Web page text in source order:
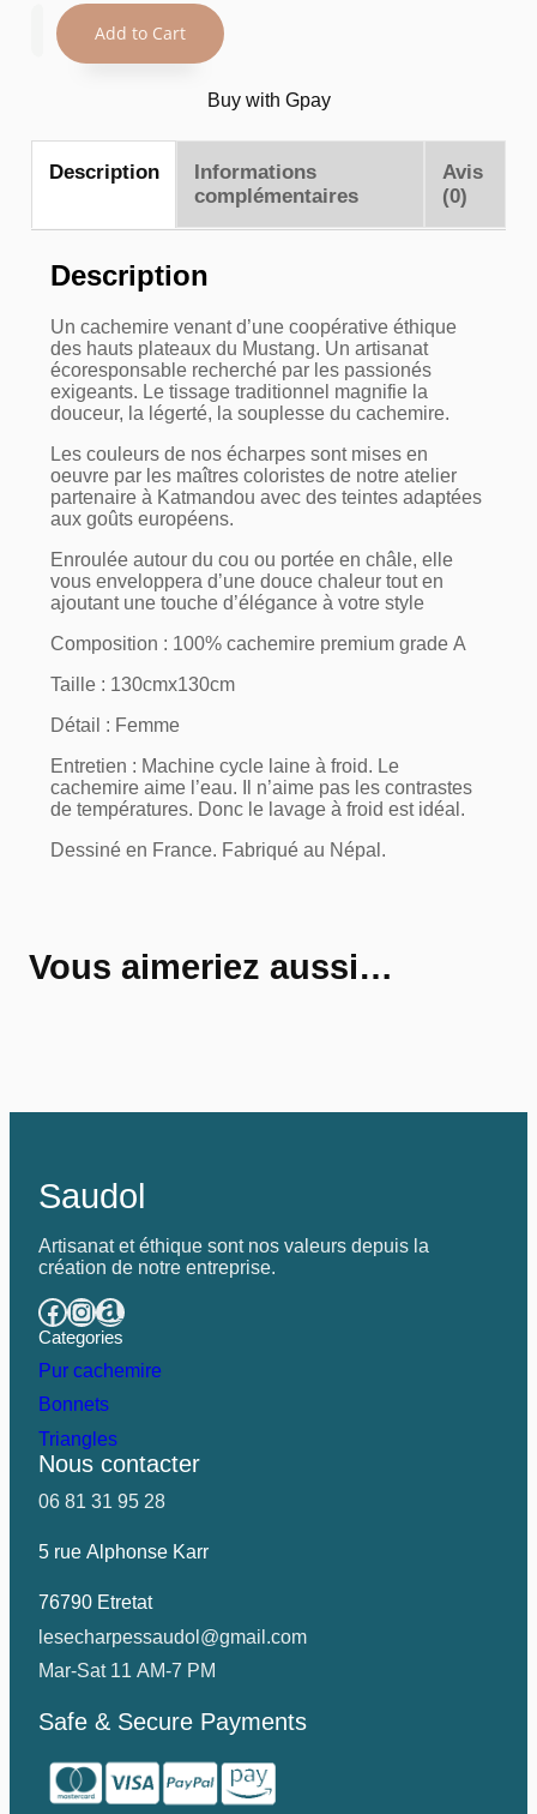
Add to Cart
Buy with Gpay
Description
Informations
complémentaires
Avis
(0)
Description
Un cachemire venant d’une coopérative éthique
des hauts plateaux du Mustang. Un artisanat
écoresponsable recherché par les passionés
exigeants. Le tissage traditionnel magnifie la
douceur, la légerté, la souplesse du cachemire.
Les couleurs de nos écharpes sont mises en
oeuvre par les maîtres coloristes de notre atelier
partenaire à Katmandou avec des teintes adaptées
aux goûts européens.
Enroulée autour du cou ou portée en châle, elle
vous enveloppera d’une douce chaleur tout en
ajoutant une touche d’élégance à votre style
Composition : 100% cachemire premium grade A
Taille : 130cmx130cm
Détail : Femme
Entretien : Machine cycle laine à froid. Le
cachemire aime l’eau. Il n’aime pas les contrastes
de températures. Donc le lavage à froid est idéal.
Dessiné en France. Fabriqué au Népal.
Vous aimeriez aussi…
Saudol
Artisanat et éthique sont nos valeurs depuis la
création de notre entreprise.
Categories
Pur cachemire
Bonnets
Triangles
Nous contacter
06 81 31 95 28
5 rue Alphonse Karr
76790 Etretat
lesecharpessaudol@gmail.com
Mar-Sat 11 AM-7 PM
Safe & Secure Payments